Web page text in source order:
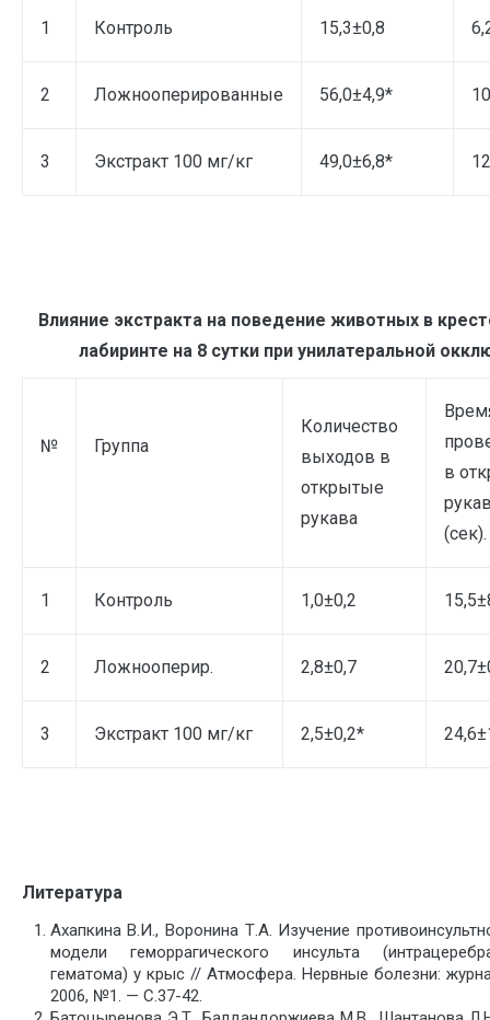
1 Контроль 15,3±0,8
2 Ложнооперированные 56,0±4,9*
3 Экстракт 100 мг/кг 49,0±6,8*
Влияние экстракта на поведение животных в
лабиринте на 8 сутки при унилатеральной
№ Группа
Количество
выходов в
открытые
рукава
в
(сек).
1 Контроль 1,0±0,2
2 Ложнооперир. 2,8±0,7
3 Экстракт 100 мг/кг 2,5±0,2*
Литература
Ахапкина В.И., Воронина Т.А. Изучение
модели геморрагического инсульта
гематома) у крыс // Атмосфера. Нервные болезни:
2006, №1. — С.37-42.